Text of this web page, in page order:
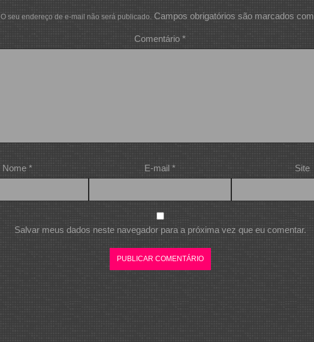
O seu endereço de e-mail não será publicado. Campos obrigatórios são marcados com
Comentário *
Nome* E-mail * Site
Salvar meus dados neste navegador para a próxima vez que eu comentar.